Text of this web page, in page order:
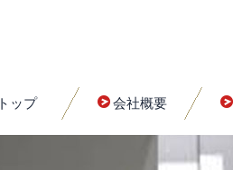
トップ 会社概要